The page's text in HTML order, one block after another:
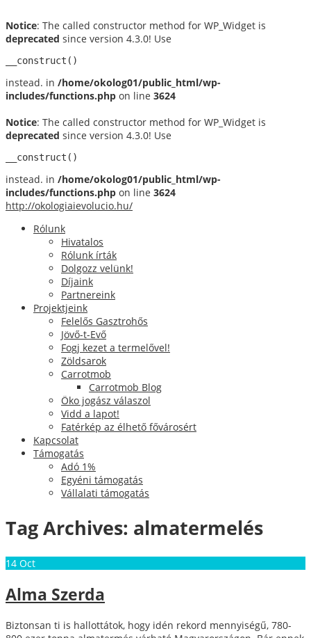
Notice: The called constructor method for WP_Widget is
deprecated since version 4.3.0! Use
__construct()
instead. in /home/okolog01/public_html/wp-
includes/functions.php on line 3624
Notice: The called constructor method for WP_Widget is
deprecated since version 4.3.0! Use
__construct()
instead. in /home/okolog01/public_html/wp-
includes/functions.php on line 3624
http://okologiaievolucio.hu/
Rólunk
Hivatalos
Rólunk írták
Dolgozz velünk!
Díjaink
Partnereink
Projektjeink
Felelős Gasztrohős
Jövő-t-Evő
Fogj kezet a termelővel!
Zöldsarok
Carrotmob
Carrotmob Blog
Öko jogász válaszol
Vidd a lapot!
Fatérkép az élhető fővárosért
Kapcsolat
Támogatás
Adó 1%
Egyéni támogatás
Vállalati támogatás
Tag Archives: almatermelés
14 Oct
Alma Szerda
Biztonsan ti is hallottátok, hogy idén rekord mennyiségű, 780-